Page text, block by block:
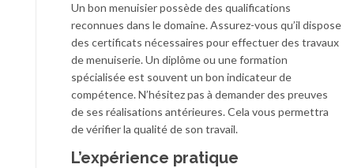
Un bon menuisier possède des qualifications
reconnues dans le domaine. Assurez-vous qu’il dispose
des certificats nécessaires pour effectuer des travaux
de menuiserie. Un diplôme ou une formation
spécialisée est souvent un bon indicateur de
compétence. N’hésitez pas à demander des preuves
de ses réalisations antérieures. Cela vous permettra
de vérifier la qualité de son travail.
L’expérience pratique